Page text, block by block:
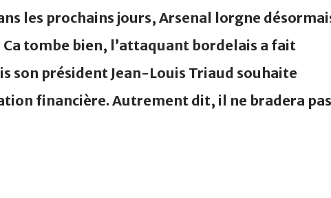
les prochains jours, Arsenal lorgne
tombe bien, l’attaquant bordelais a fait
son président Jean-Louis Triaud souhaite
financière. Autrement dit, il ne bradera pas